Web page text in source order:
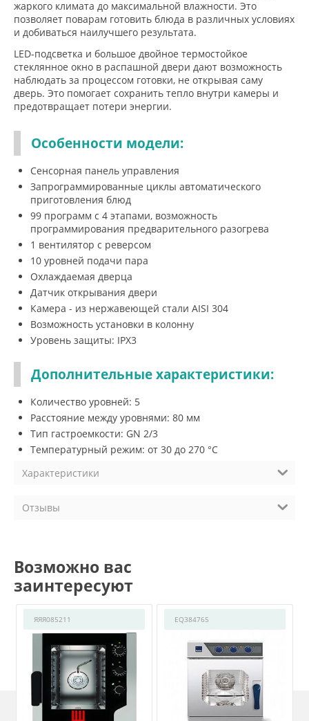
жаркого климата до максимальной влажности. Это
позволяет поварам готовить блюда в различных условиях
и добиваться наилучшего результата.
LED-подсветка и большое двойное термостойкое
стеклянное окно в распашной двери дают возможность
наблюдать за процессом готовки, не открывая саму
дверь. Это помогает сохранить тепло внутри камеры и
предотвращает потери энергии.
Особенности модели:
Сенсорная панель управления
Запрограммированные циклы автоматического
приготовления блюд
99 программ с 4 этапами, возможность
программирования предварительного разогрева
1 вентилятор с реверсом
10 уровней подачи пара
Охлаждаемая дверца
Датчик открывания двери
Камера - из нержавеющей стали AISI 304
Возможность установки в колонну
Уровень защиты: IPX3
Дополнительные характеристики:
Количество уровней: 5
Расстояние между уровнями: 80 мм
Тип гастроемкости: GN 2/3
Температурный режим: от 30 до 270 °С
Характеристики
Отзывы
Возможно вас
заинтересуют
ЯЯЯ085211 EQ384765